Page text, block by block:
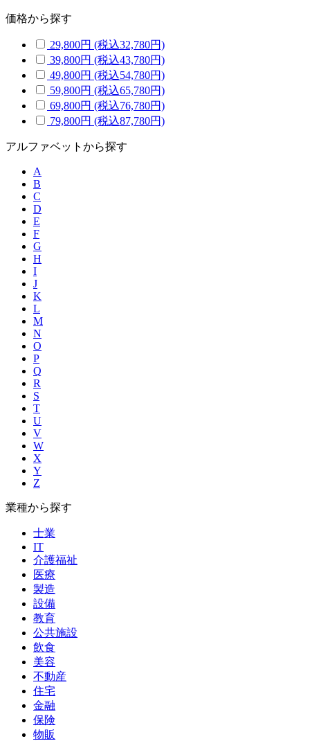
価格から探す
29,800円 (税込32,780円)
39,800円 (税込43,780円)
49,800円 (税込54,780円)
59,800円 (税込65,780円)
69,800円 (税込76,780円)
79,800円 (税込87,780円)
アルファベットから探す
A
B
C
D
E
F
G
H
I
J
K
L
M
N
O
P
Q
R
S
T
U
V
W
X
Y
Z
業種から探す
士業
IT
介護福祉
医療
製造
設備
教育
公共施設
飲食
美容
不動産
住宅
金融
保険
物販